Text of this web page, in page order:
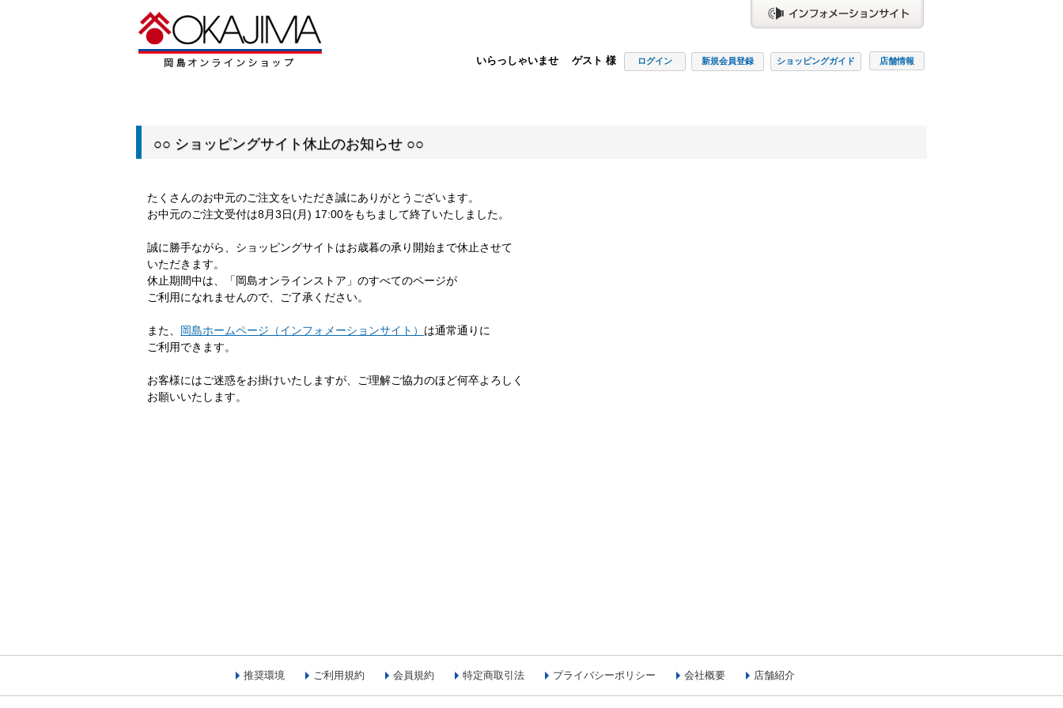
いらっしゃいませ ゲスト 様 ログイン 新規会員登録 ショッピングガイド 店舗情報
○○ ショッピングサイト休止のお知らせ ○○
たくさんのお中元のご注文をいただき誠にありがとうございます。
お中元のご注文受付は8月3日(月) 17:00をもちまして終了いたしました。
誠に勝手ながら、ショッピングサイトはお歳暮の承り開始まで休止させて
いただきます。
休止期間中は、「岡島オンラインストア」のすべてのページが
ご利用になれませんので、ご了承ください。
また、 岡島ホームページ（インフォメーションサイト） は通常通りに
ご利用できます。
お客様にはご迷惑をお掛けいたしますが、ご理解ご協力のほど何卒よろしく
お願いいたします。
推奨環境 ご利用規約 会員規約 特定商取引法 プライバシーポリシー 会社概要 店舗紹介